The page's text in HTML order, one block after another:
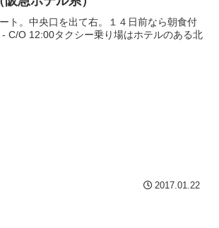
ト。中央口を出て右。１４日前なら朝食付
C/O 12:00タクシー乗り場はホテルのある北
2017.01.22